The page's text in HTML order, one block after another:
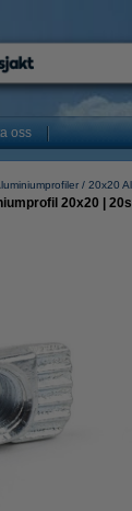
oss
20x20
20x20 |